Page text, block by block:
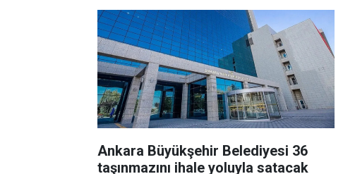
Ankara Büyükşehir Belediyesi 36
taşınmazını ihale yoluyla satacak